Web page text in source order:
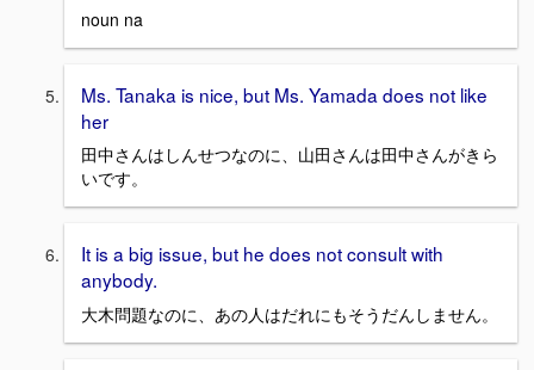
noun na
Ms. Tanaka is nice, but Ms. Yamada does not like
her
田中さんはしんせつなのに、山田さんは田中さんがきら
いです。
It is a big issue, but he does not consult with
anybody.
大木問題なのに、あの人はだれにもそうだんしません。